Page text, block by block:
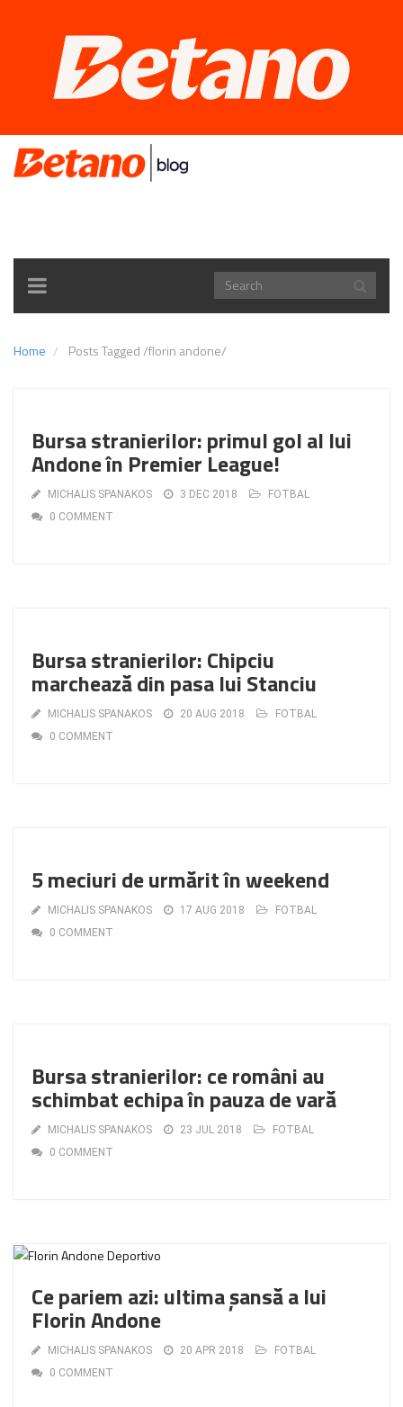
TOGGLE
NAVIGATION
Home Posts Tagged/florin andone/
Bursa stranierilor: primul gol al lui
Andone în Premier League!
MICHALIS SPANAKOS 3 DEC 2018
FOTBAL
0 COMMENT
Bursa stranierilor: Chipciu
marchează din pasa lui Stanciu
MICHALIS SPANAKOS 20 AUG 2018
FOTBAL
0 COMMENT
5 meciuri de urmărit în weekend
MICHALIS SPANAKOS 17 AUG 2018
FOTBAL
0 COMMENT
Bursa stranierilor: ce români au
schimbat echipa în pauza de vară
MICHALIS SPANAKOS 23 JUL 2018
FOTBAL
0 COMMENT
Ce pariem azi: ultima șansă a lui
Florin Andone
MICHALIS SPANAKOS 20 APR 2018
FOTBAL
0 COMMENT